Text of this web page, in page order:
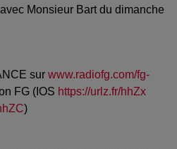
Monsieur Bart du dimanche
sur www.radiofg.com/fg-
FG (IOS https://urlz.fr/hhZx
)